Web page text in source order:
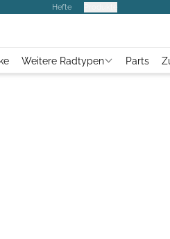
Hefte
Weitere Radtypen Parts